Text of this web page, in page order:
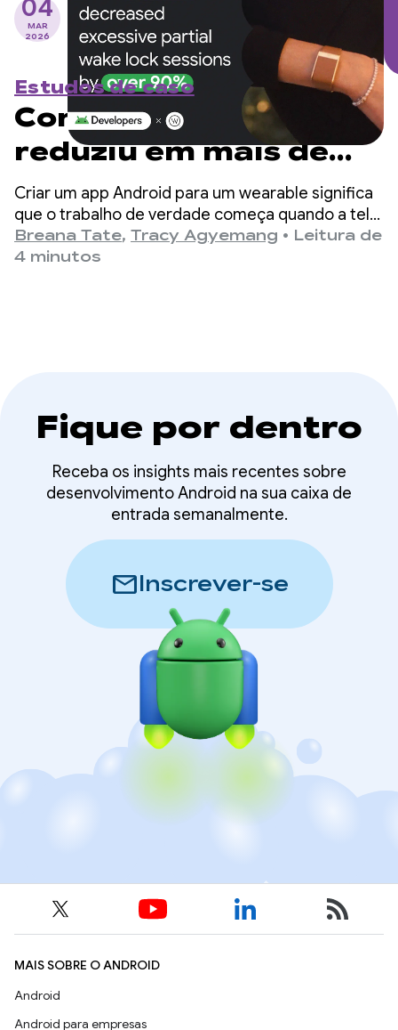
PreloadManager
04
MAR
2026
Estudos de caso
Como a WHOOP
reduziu em mais de
90% as sessões
excessivas de wake
lock parcial
Criar um app Android para um wearable significa
que o trabalho de verdade começa quando a tela
é desligada.
Breana Tate, Tracy Agyemang • Leitura de
4 minutos
Fique por dentro
Receba os insights mais recentes sobre
desenvolvimento Android na sua caixa de
entrada semanalmente.
mailInscrever-se
MAIS SOBRE O ANDROID
Android
Android para empresas